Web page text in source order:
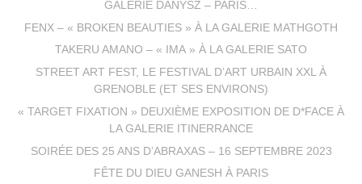
GALERIE DANYSZ – PARIS…
FENX – « BROKEN BEAUTIES » À LA GALERIE MATHGOTH
TAKERU AMANO – « IMA » À LA GALERIE SATO
STREET ART FEST, LE FESTIVAL D’ART URBAIN XXL À
GRENOBLE (ET SES ENVIRONS)
« TARGET FIXATION » DEUXIÈME EXPOSITION DE D*FACE À
LA GALERIE ITINERRANCE
SOIRÉE DES 25 ANS D’ABRAXAS – 16 SEPTEMBRE 2023
FÊTE DU DIEU GANESH À PARIS